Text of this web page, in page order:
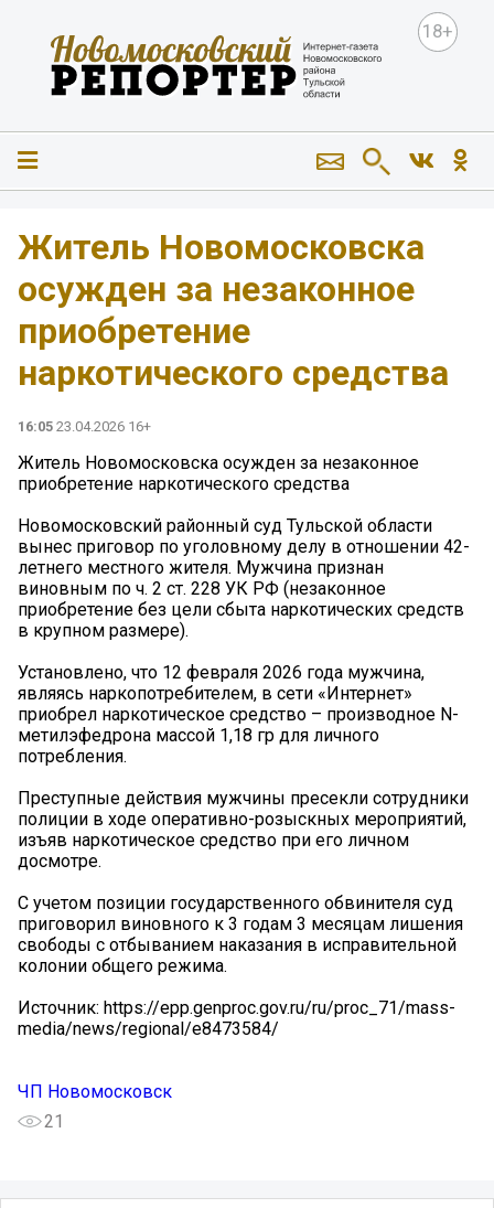
18+
️Житель Новомосковска
осужден за незаконное
приобретение
наркотического средства
16:05 23.04.2026 16+
️Житель Новомосковска осужден за незаконное
приобретение наркотического средства
Новомосковский районный суд Тульской области
вынес приговор по уголовному делу в отношении 42-
летнего местного жителя. Мужчина признан
виновным по ч. 2 ст. 228 УК РФ (незаконное
приобретение без цели сбыта наркотических средств
в крупном размере).
Установлено, что 12 февраля 2026 года мужчина,
являясь наркопотребителем, в сети «Интернет»
приобрел наркотическое средство – производное N-
метилэфедрона массой 1,18 гр для личного
потребления.
Преступные действия мужчины пресекли сотрудники
полиции в ходе оперативно-розыскных мероприятий,
изъяв наркотическое средство при его личном
досмотре.
С учетом позиции государственного обвинителя суд
приговорил виновного к 3 годам 3 месяцам лишения
свободы с отбыванием наказания в исправительной
колонии общего режима.
Источник: https://epp.genproc.gov.ru/ru/proc_71/mass-
media/news/regional/e8473584/
ЧП Новомосковск
21